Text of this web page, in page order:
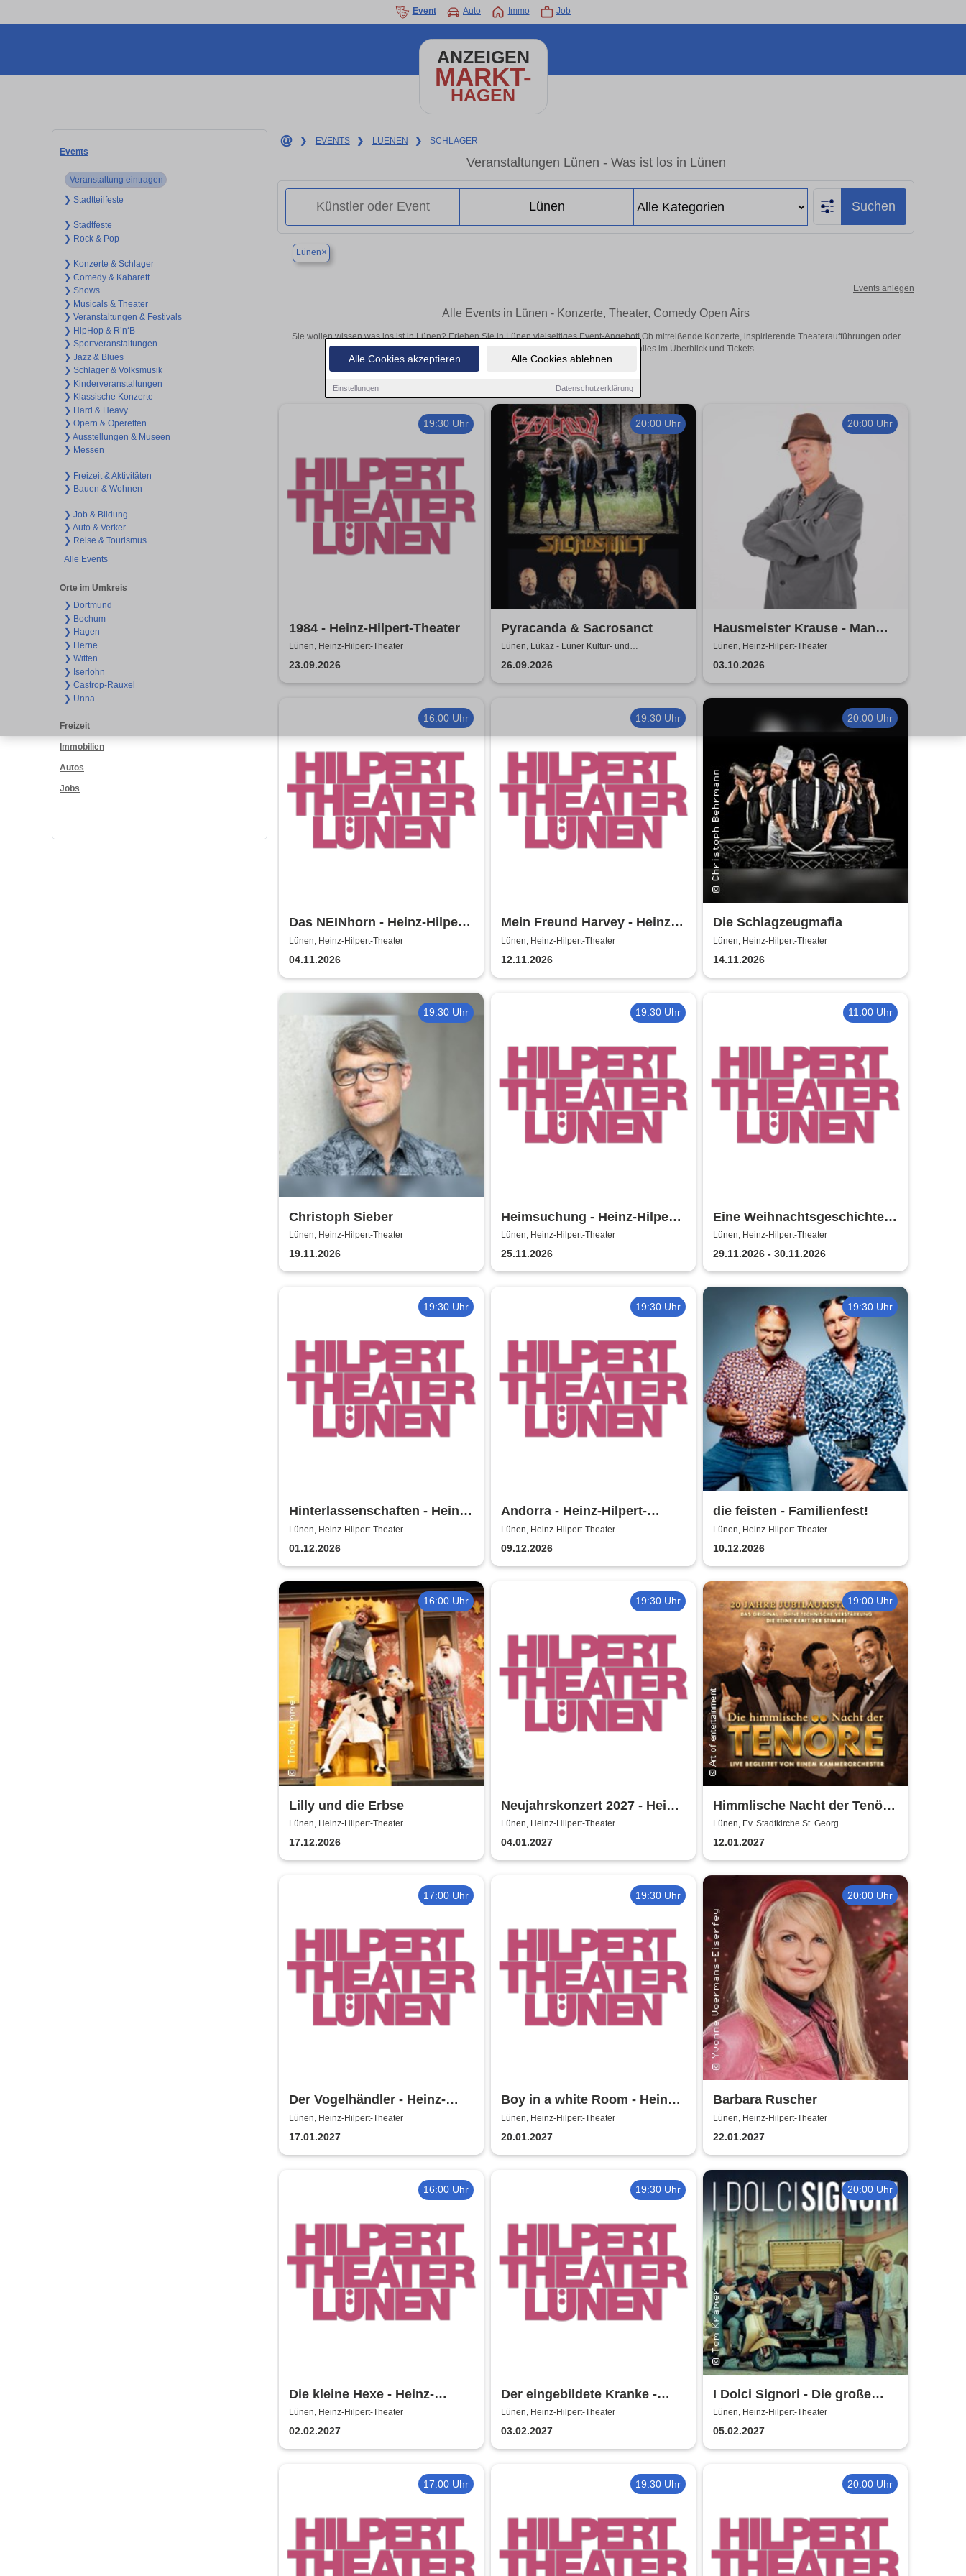
Alle Cookies akzeptieren Alle Cookies ablehnen
Einstellungen Datenschutzerklärung
Event Auto Immo Job
ANZEIGEN
MARKT-
HAGEN
Events
Veranstaltung eintragen
❯ Stadtteilfeste
❯ Stadtfeste
❯ Rock & Pop
❯ Konzerte & Schlager
❯ Comedy & Kabarett
❯ Shows
❯ Musicals & Theater
❯ Veranstaltungen & Festivals
❯ HipHop & R’n‘B
❯ Sportveranstaltungen
❯ Jazz & Blues
❯ Schlager & Volksmusik
❯ Kinderveranstaltungen
❯ Klassische Konzerte
❯ Hard & Heavy
❯ Opern & Operetten
❯ Ausstellungen & Museen
❯ Messen
❯ Freizeit & Aktivitäten
❯ Bauen & Wohnen
❯ Job & Bildung
❯ Auto & Verker
❯ Reise & Tourismus
Alle Events
Orte im Umkreis
❯ Dortmund
❯ Bochum
❯ Hagen
❯ Herne
❯ Witten
❯ Iserlohn
❯ Castrop-Rauxel
❯ Unna
Freizeit
Immobilien
Autos
Jobs
❯ EVENTS ❯ LUENEN ❯ SCHLAGER
Veranstaltungen Lünen - Was ist los in Lünen
Suchen
Lünen×
Events anlegen
Alle Events in Lünen - Konzerte, Theater, Comedy Open Airs
Sie wollen wissen was los ist in Lünen? Erleben Sie in Lünen vielseitiges Event-Angebot! Ob mitreißende Konzerte, inspirierende Theateraufführungen oder
aufregende Veranstaltungen in Lünen – hier finden alles im Überblick und Tickets.
19:30 Uhr
1984 - Heinz-Hilpert-Theater
Lünen, Heinz-Hilpert-Theater
23.09.2026
20:00 Uhr
Pyracanda & Sacrosanct
Lünen, Lükaz - Lüner Kultur- und
Aktionszentrum
26.09.2026
20:00 Uhr
Hausmeister Krause - Man
lebt nur zweimal
Lünen, Heinz-Hilpert-Theater
03.10.2026
16:00 Uhr
Das NEINhorn - Heinz-Hilpert-
Theater
Lünen, Heinz-Hilpert-Theater
04.11.2026
19:30 Uhr
Mein Freund Harvey - Heinz-
Hilpert-Theater
Lünen, Heinz-Hilpert-Theater
12.11.2026
20:00 Uhr
Die Schlagzeugmafia
Lünen, Heinz-Hilpert-Theater
14.11.2026
19:30 Uhr
Christoph Sieber
Lünen, Heinz-Hilpert-Theater
19.11.2026
19:30 Uhr
Heimsuchung - Heinz-Hilpert-
Theater
Lünen, Heinz-Hilpert-Theater
25.11.2026
11:00 Uhr
Eine Weihnachtsgeschichte -
Heinz-Hilpert-Theater Lünen
Lünen, Heinz-Hilpert-Theater
29.11.2026 - 30.11.2026
19:30 Uhr
Hinterlassenschaften - Heinz-
Hilpert-Theater
Lünen, Heinz-Hilpert-Theater
01.12.2026
19:30 Uhr
Andorra - Heinz-Hilpert-
Theater
Lünen, Heinz-Hilpert-Theater
09.12.2026
19:30 Uhr
die feisten - Familienfest!
Lünen, Heinz-Hilpert-Theater
10.12.2026
16:00 Uhr
Lilly und die Erbse
Lünen, Heinz-Hilpert-Theater
17.12.2026
19:30 Uhr
Neujahrskonzert 2027 - Heinz-
Hilpert-Theater
Lünen, Heinz-Hilpert-Theater
04.01.2027
19:00 Uhr
Himmlische Nacht der Tenöre
- Das Original - Live und ohne
technische Verstärkung
Lünen, Ev. Stadtkirche St. Georg
12.01.2027
17:00 Uhr
Der Vogelhändler - Heinz-
Hilpert-Theater
Lünen, Heinz-Hilpert-Theater
17.01.2027
19:30 Uhr
Boy in a white Room - Heinz-
Hilpert-Theater
Lünen, Heinz-Hilpert-Theater
20.01.2027
20:00 Uhr
Barbara Ruscher
Lünen, Heinz-Hilpert-Theater
22.01.2027
16:00 Uhr
Die kleine Hexe - Heinz-
Hilpert-Theater
Lünen, Heinz-Hilpert-Theater
02.02.2027
19:30 Uhr
Der eingebildete Kranke -
Heinz-Hilpert-Theater
Lünen, Heinz-Hilpert-Theater
03.02.2027
20:00 Uhr
I Dolci Signori - Die große
Nacht der italienischen
Welthits
Lünen, Heinz-Hilpert-Theater
05.02.2027
17:00 Uhr 19:30 Uhr 20:00 Uhr